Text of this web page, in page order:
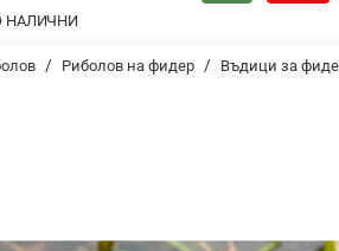
НАЛИЧНИ
Риболов на фидер Въдици за